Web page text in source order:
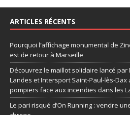
ARTICLES RÉCENTS
Pourquoi l’affichage monumental de
est de retour à Marseille
Découvrez le maillot solidaire lancé par
Landes et Intersport Saint-Paul-lès-
pompiers face aux incendies dans les
Le pari risqué d’On Running : vendre